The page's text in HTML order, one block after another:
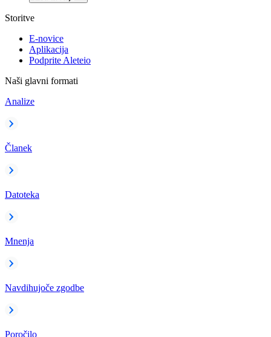
Storitve
E-novice
Aplikacija
Podprite Aleteio
Naši glavni formati
Analize
Članek
Datoteka
Mnenja
Navdihujoče zgodbe
Poročilo